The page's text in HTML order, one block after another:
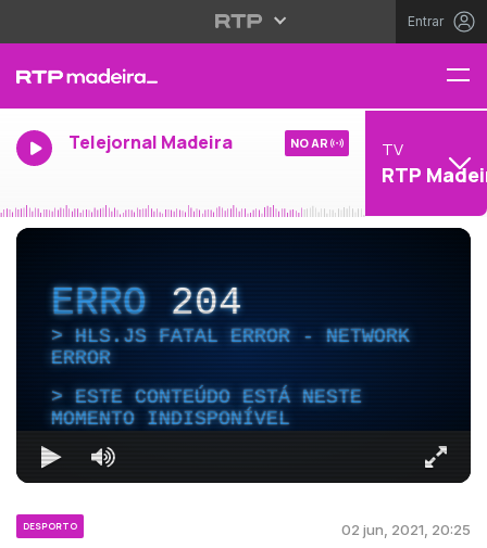
Entrar
Telejornal Madeira NO AR TV
RTP
ERRO204
HLS.JS FATAL ERROR - NETWORK
ERROR
ESTE CONTEÚDO ESTÁ NESTE
MOMENTO INDISPONÍVEL
DESPORTO 02 jun, 2021, 20:25